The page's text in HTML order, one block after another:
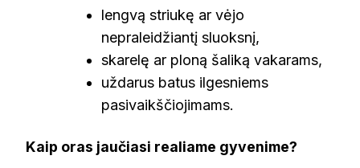
lengvą striukę ar vėjo
nepraleidžiantį sluoksnį,
skarelę ar ploną šaliką vakarams,
uždarus batus ilgesniems
pasivaikščiojimams.
Kaip oras jaučiasi realiame gyvenime?